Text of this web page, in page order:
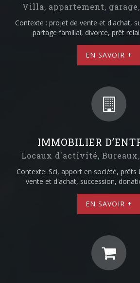
Villa, appartement,
Contexte : projet de vente et d'achat,
partage familial, divorce, prêt
EN SAVOIR +
IMMOBILIER
Locaux d'activité,
Contexte: Sci, apport en société, prêts
vente et d'achat, succession,
EN SAVOIR +